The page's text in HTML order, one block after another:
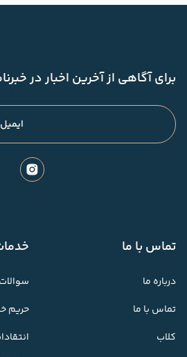
برای آگاهی از آخرین اخبار در
تماس با ما
درباره ما
تماس با ما
کلاب
حریم